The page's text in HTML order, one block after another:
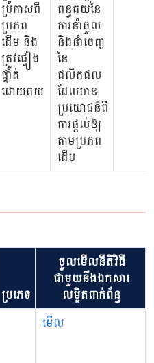
ប្រកាសពី
ប្រភព
ដើម និង
ត្រូវផ្ទៀង
ផ្ទាត់
ដោយគយ
ពន្ធគយនៃ
ការនាំចូល
និងនាំចេញ
នៃ
ផលិតផល
ដែលមាន
ប្រយោជន៍ពី
ការផ្តល់ឲ្យ
តាមប្រភព
ដើម
ប្រភេទ
ចូលមើលនីតិវិធី
ជាមួយនឹងឯកសារ
លម្អិតពាក់ព័ន្ធ
មើល